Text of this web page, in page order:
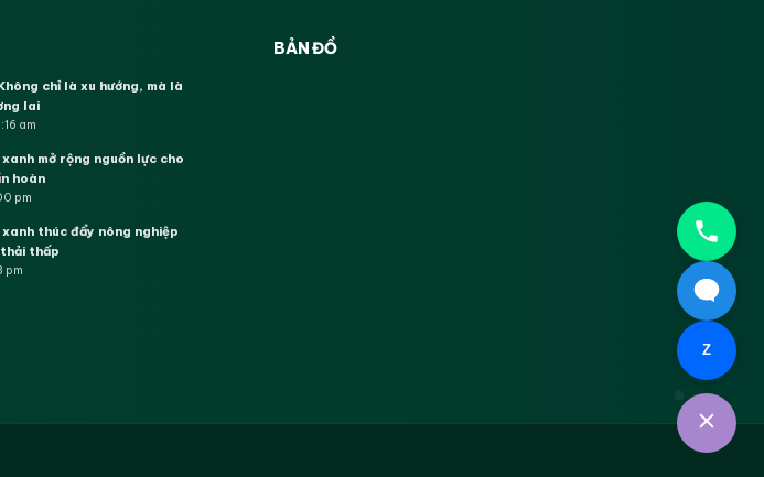
chỉ là xu hướng, mà là
lai
am
mở rộng nguồn lực cho
hoàn
pm
thúc đẩy nông nghiệp
thấp
pm
BẢN ĐỒ
Z